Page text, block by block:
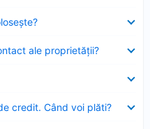
ale proprietății?
credit. Când voi plăti?